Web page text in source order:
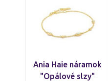
Ania Haie náramok
"Opálové slzy"